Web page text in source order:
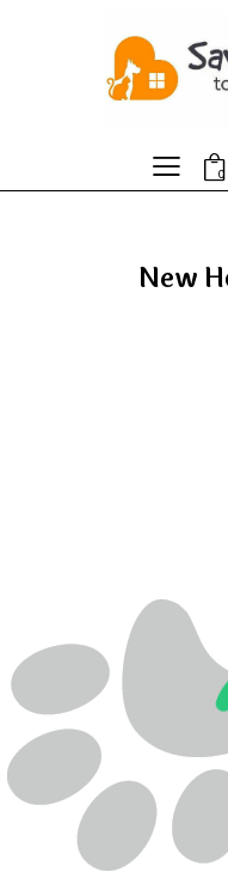
0
New